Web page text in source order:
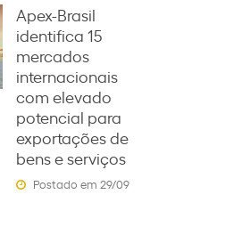
Apex-Brasil
identifica 15
mercados
internacionais
com elevado
potencial para
exportações de
bens e serviços
Postado em 29/09